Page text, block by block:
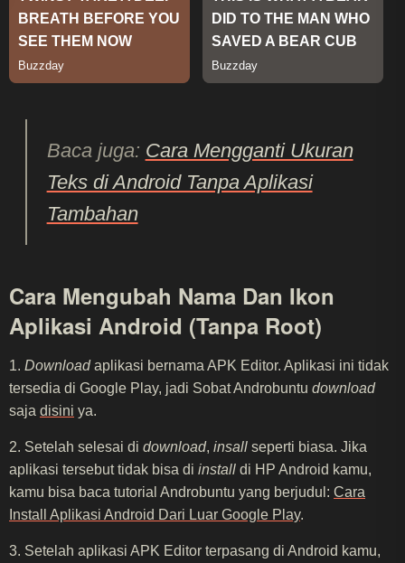
Baca juga: Cara Mengganti Ukuran
Teks di Android Tanpa Aplikasi
Tambahan
Cara Mengubah Nama Dan Ikon
Aplikasi Android (Tanpa Root)
1. Downloadaplikasi bernama APK Editor. Aplikasi ini tidak
tersedia di Google Play, jadi Sobat Androbuntu download
saja disini ya.
2. Setelah selesai di download, insall seperti biasa. Jika
aplikasi tersebut tidak bisa di install di HP Android kamu,
kamu bisa baca tutorial Androbuntu yang berjudul: Cara
Install Aplikasi Android Dari Luar Google Play.
3. Setelah aplikasi APK Editor terpasang di Android kamu,